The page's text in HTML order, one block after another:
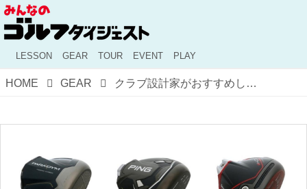
LESSON GEAR TOUR EVENT PLAY
HOME GEAR クラブ設計家がおすすめしたい「推しドライバー」はコレ。2023年上半期のモデルを振り返る!【クラブ選びをクール解説!】